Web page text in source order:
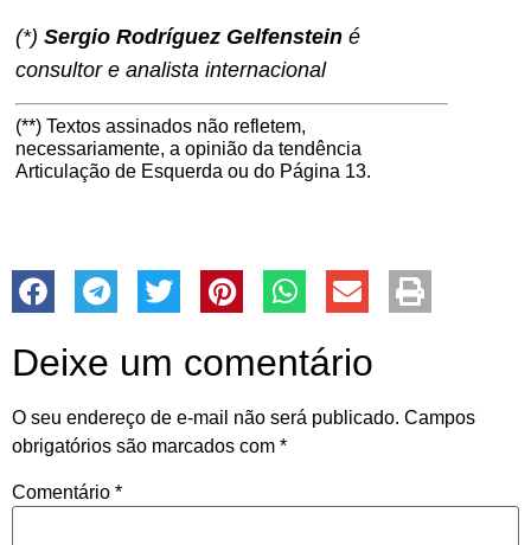
(*) Sergio Rodríguez Gelfenstein é
consultor e analista internacional
(**) Textos assinados não refletem,
necessariamente, a opinião da tendência
Articulação de Esquerda ou do Página 13.
Deixe um comentário
O seu endereço de e-mail não será publicado. Campos
obrigatórios são marcados com *
Comentário *